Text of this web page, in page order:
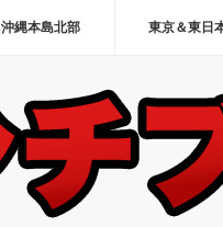
沖縄本島北部 東京＆東日